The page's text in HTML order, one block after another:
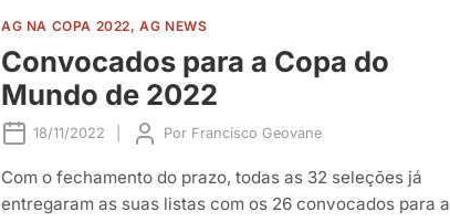
AG NA COPA 2022, AG NEWS
Convocados para a Copa do
Mundo de 2022
18/11/2022 Por Francisco Geovane
Com o fechamento do prazo, todas as 32 seleções já
entregaram as suas listas com os 26 convocados para a